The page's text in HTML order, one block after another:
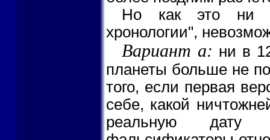
Но как это ни
хронологии",
Вариант а: ни в
планеты больше не
того, если первая
себе, какой
реальную дату